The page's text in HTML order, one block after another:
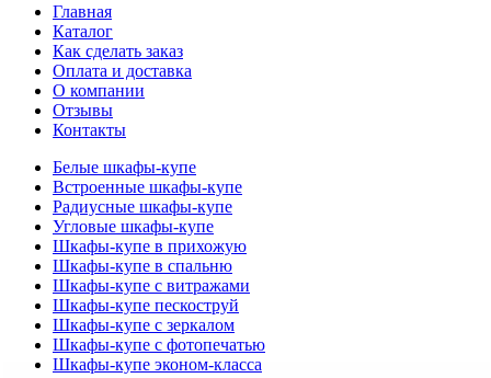
Главная
Каталог
Как сделать заказ
Оплата и доставка
О компании
Отзывы
Контакты
Белые шкафы-купе
Встроенные шкафы-купе
Радиусные шкафы-купе
Угловые шкафы-купе
Шкафы-купе в прихожую
Шкафы-купе в спальню
Шкафы-купе с витражами
Шкафы-купе пескоструй
Шкафы-купе с зеркалом
Шкафы-купе с фотопечатью
Шкафы-купе эконом-класса